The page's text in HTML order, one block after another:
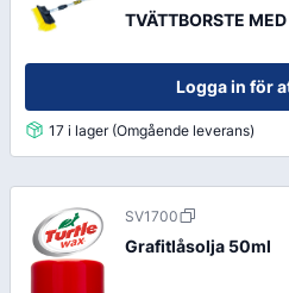
TVÄTTBORSTE
Logga in för
17 i lager (Omgående leverans)
SV1700
Grafitlåsolja 50ml